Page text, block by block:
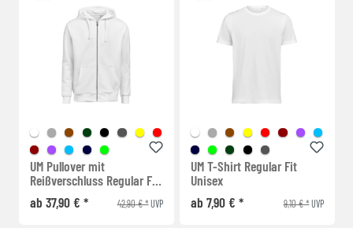
UM Pullover mit
Reißverschluss Regular Fit
Unisex
ab 37,90 € * 42,90 € *UVP
UM T-Shirt Regular Fit
Unisex
ab 7,90 € *
9,10 € *UVP